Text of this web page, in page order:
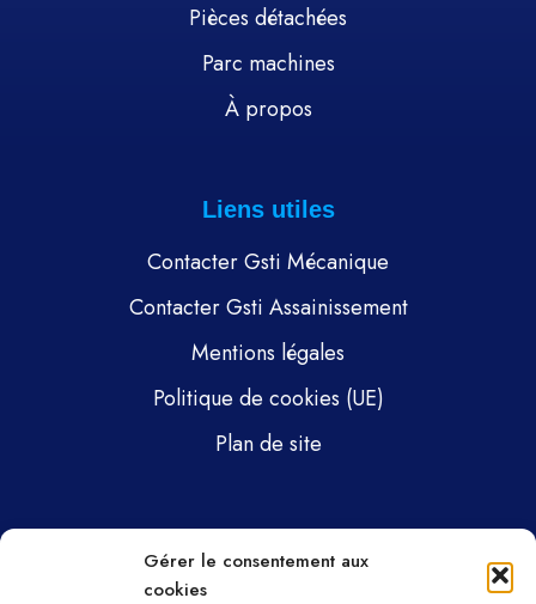
Gérer le consentement aux
cookies
Pièces détachées
Parc machines
À propos
Liens utiles
Contacter Gsti Mécanique
Contacter Gsti Assainissement
Mentions légales
Politique de cookies (UE)
Plan de site
Gsti Mécanique